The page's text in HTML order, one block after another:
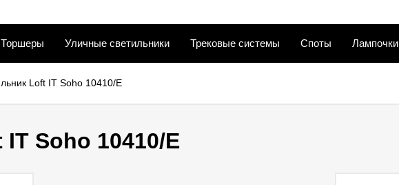
Торшеры Уличные светильники Трековые системы Споты Лампочки
Loft IT Soho 10410/E
Soho 10410/E